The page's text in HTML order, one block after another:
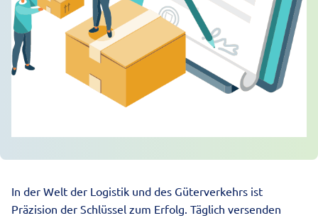
In der Welt der Logistik und des Güterverkehrs ist
Präzision der Schlüssel zum Erfolg. Täglich versenden